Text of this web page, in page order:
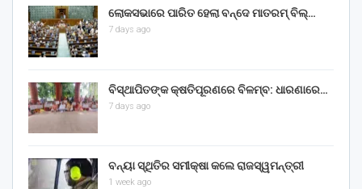
ଲୋକସଭାରେ ପାରିତ ହେଲା ବନ୍ଦେ ମାତରମ୍‌ ବିଲ୍‌…
7 days ago
ବିସ୍ଥାପିତଙ୍କ କ୍ଷତିପୂରଣରେ ବିଳମ୍ବ: ଧାରଣାରେ…
7 days ago
ବନ୍ୟା ସ୍ଥିତିର ସମୀକ୍ଷା କଲେ ରାଜସ୍ୱମନ୍ତ୍ରୀ
1 week ago